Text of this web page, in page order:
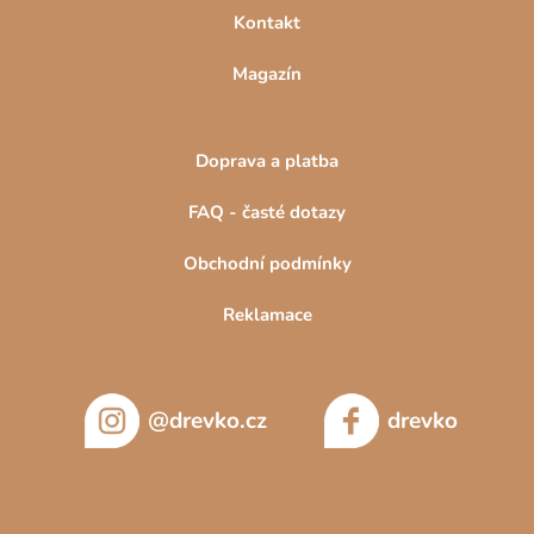
Kontakt
Magazín
Doprava a platba
FAQ - časté dotazy
Obchodní podmínky
Reklamace
@drevko.cz drevko